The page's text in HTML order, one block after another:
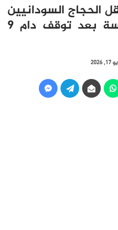
الحجاج السودانيين
إلى الأراضي المقدسة بعد توقف دام 9
2026